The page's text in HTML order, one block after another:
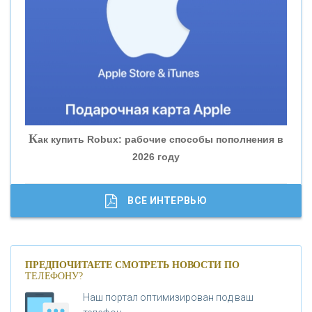
«БАНК ГЛОБЭКС»
«СОВКОМБАНК»
«ГАЗПРОМБАНК»
«МОСКОВСКИЙ КРЕДИТНЫЙ БАНК»
Как купить Robux: рабочие способы пополнения в
2026 году
ВСЕ ИНТЕРВЬЮ
ПРЕДПОЧИТАЕТЕ СМОТРЕТЬ НОВОСТИ ПО
ТЕЛЕФОНУ?
Наш портал оптимизирован под ваш